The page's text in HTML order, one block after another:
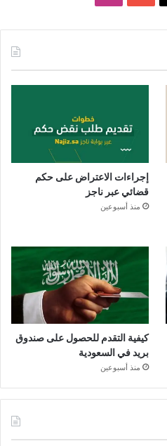
إجراءات الاعتراض على حكم
قضائي عبر ناجز
منذ أسبوعين
كيفية التقدم للحصول على صندوق
بريد في السعودية
منذ أسبوعين